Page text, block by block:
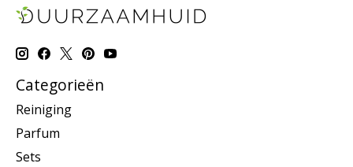
Categorieën
Reiniging
Parfum
Sets